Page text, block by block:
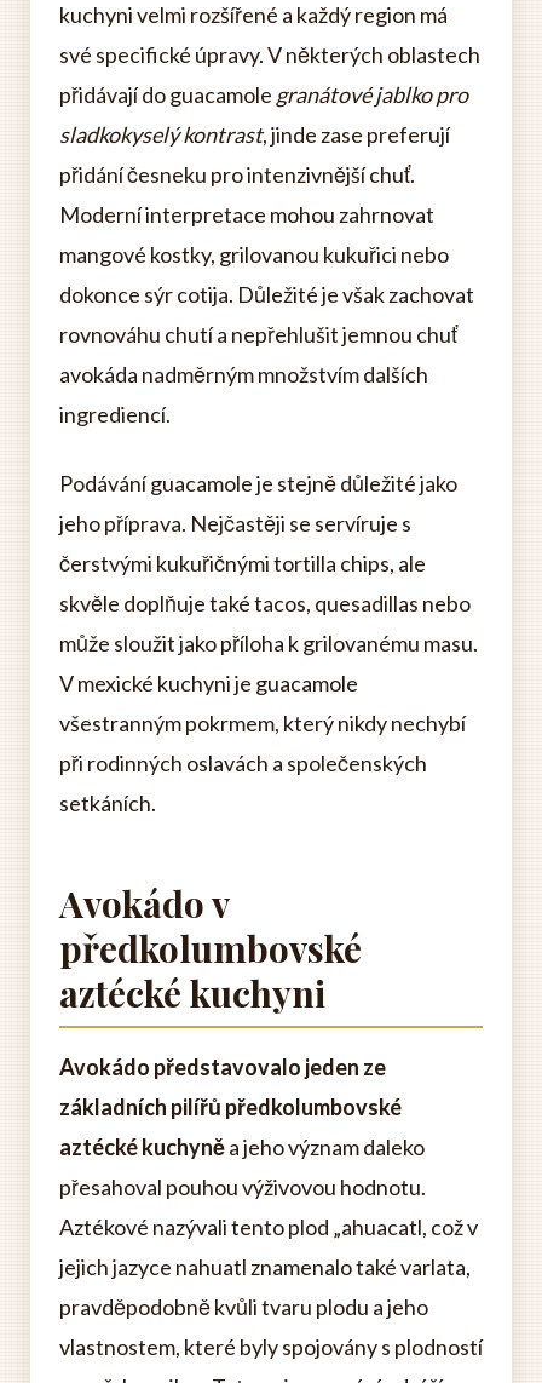
kuchyni velmi rozšířené a každý region má
své specifické úpravy. V některých oblastech
přidávají do guacamole granátové jablko pro
sladkokyselý kontrast, jinde zase preferují
přidání česneku pro intenzivnější chuť.
Moderní interpretace mohou zahrnovat
mangové kostky, grilovanou kukuřici nebo
dokonce sýr cotija. Důležité je však zachovat
rovnováhu chutí a nepřehlušit jemnou chuť
avokáda nadměrným množstvím dalších
ingrediencí.
Podávání guacamole je stejně důležité jako
jeho příprava. Nejčastěji se servíruje s
čerstvými kukuřičnými tortilla chips, ale
skvěle doplňuje také tacos, quesadillas nebo
může sloužit jako příloha k grilovanému masu.
V mexické kuchyni je guacamole
všestranným pokrmem, který nikdy nechybí
při rodinných oslavách a společenských
setkáních.
Avokádo v
předkolumbovské
aztécké kuchyni
Avokádo představovalo jeden ze
základních pilířů předkolumbovské
aztécké kuchyněa jeho význam daleko
přesahoval pouhou výživovou hodnotu.
Aztékové nazývali tento plod „ahuacatl, což v
jejich jazyce nahuatl znamenalo také varlata,
pravděpodobně kvůli tvaru plodu a jeho
vlastnostem, které byly spojovány s plodností